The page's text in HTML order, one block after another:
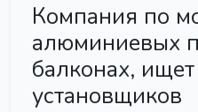
Компания по
алюминиевых
балконах,
установщиков